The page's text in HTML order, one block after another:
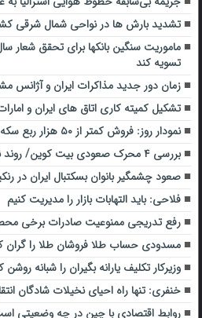
تشدید بارش ها در نواحی شمال شرقی کشور در ۲۳
ماموریت سنگین بانکها برای تحقق شعار
تسویه کند
زمان دور جدید مذاکرات ایران و
تشکیل کمیته کاری اتاق های ایران و
نمودار روز: فروش کمتر از ۵۰ هزار ربع سکه در ۵ حراج مرکز مبادله
بررسی ۴ محرک صعودی بیت کوین/ روند نزولی به پایان رسیده؟
صعود چشمگیر بانوان بسکتبال ایران در
فلاحی: باید التهابات بازار را مدیریت کنیم
رفع تدریجی ممنوعیت صادرات برخی
مسدودی حساب طلا فروشان طلا را گران
وزیرکار تکلیف یارانه بگیران را شبانه روشن
خنفری: تنها راه احیای نخیلات شادگان
روابط اقتصادی با چین در چه وضعیتی